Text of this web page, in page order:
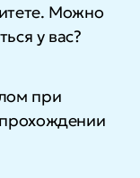
Можно
у вас?
при